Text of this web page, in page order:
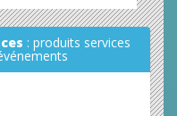
: produits services